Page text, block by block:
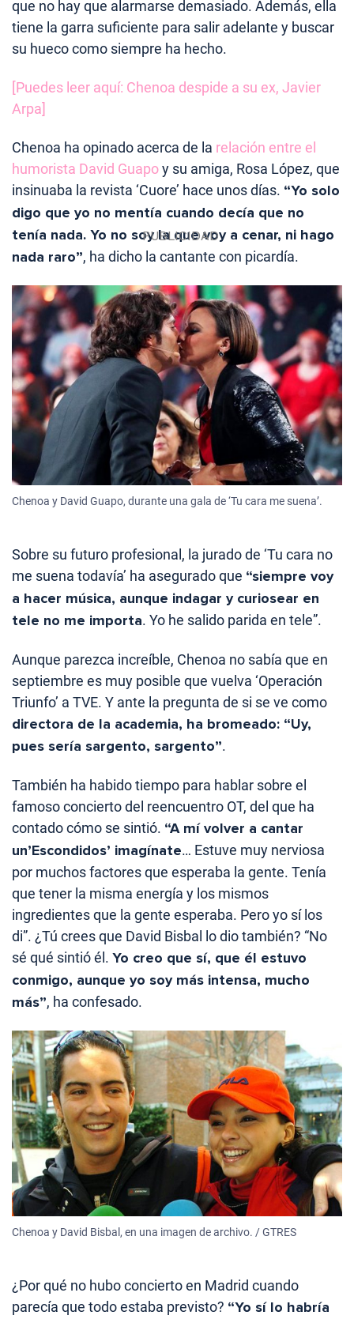
que no hay que alarmarse demasiado. Además, ella
tiene la garra suficiente para salir adelante y buscar
su hueco como siempre ha hecho.
[Puedes leer aquí: Chenoa despide a su ex, Javier
Arpa]
Chenoa ha opinado acerca de la relación entre el
humorista David Guapoy su amiga, Rosa López, que
insinuaba la revista ‘Cuore’ hace unos días. “Yo solo
digo que yo no mentía cuando decía que no
tenía nada. Yo no soy la que voy a cenar, ni hago
nada raro”, ha dicho la cantante con picardía.
Chenoa y David Guapo, durante una gala de ‘Tu cara me suena’.
Sobre su futuro profesional, la jurado de ‘Tu cara no
me suena todavía’ ha asegurado que “siempre voy
a hacer música, aunque indagar y curiosear en
tele no me importa. Yo he salido parida en tele”.
Aunque parezca increíble, Chenoa no sabía que en
septiembre es muy posible que vuelva ‘Operación
Triunfo’ a TVE. Y ante la pregunta de si se ve como
directora de la academia, ha bromeado: “Uy,
pues sería sargento, sargento”.
También ha habido tiempo para hablar sobre el
famoso concierto del reencuentro OT, del que ha
contado cómo se sintió. “A mí volver a cantar
un’Escondidos’ imagínate… Estuve muy nerviosa
por muchos factores que esperaba la gente. Tenía
que tener la misma energía y los mismos
ingredientes que la gente esperaba. Pero yo sí los
di”. ¿Tú crees que David Bisbal lo dio también? “No
sé qué sintió él. Yo creo que sí, que él estuvo
conmigo, aunque yo soy más intensa, mucho
más”, ha confesado.
Chenoa y David Bisbal, en una imagen de archivo. / GTRES
¿Por qué no hubo concierto en Madrid cuando
parecía que todo estaba previsto? “Yo sí lo habría